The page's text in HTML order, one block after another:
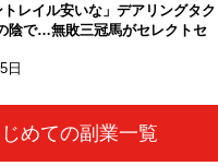
トレイル安いな」デアリングタク
陰で…無敗三冠馬がセレクトセ
日
めての副業一覧